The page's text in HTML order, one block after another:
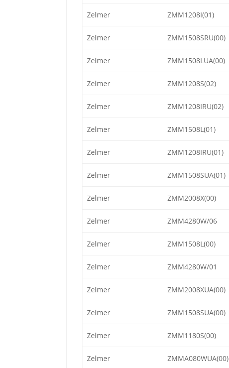
Zelmer ZMM1208I(01)
Zelmer ZMM1508SRU(00)
Zelmer ZMM1508LUA(00)
Zelmer ZMM1208S(02)
Zelmer ZMM1208IRU(02)
Zelmer ZMM1508L(01)
Zelmer ZMM1208IRU(01)
Zelmer ZMM1508SUA(01)
Zelmer ZMM2008X(00)
Zelmer ZMM4280W/06
Zelmer ZMM1508L(00)
Zelmer ZMM4280W/01
Zelmer ZMM2008XUA(00)
Zelmer ZMM1508SUA(00)
Zelmer ZMM1180S(00)
Zelmer ZMMA080WUA(00)